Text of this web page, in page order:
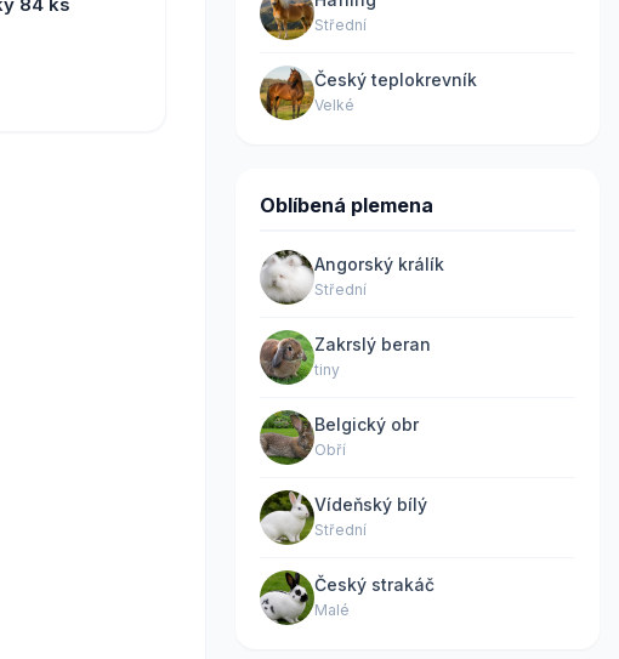
Střední
Český teplokrevník
Velké
Oblíbená plemena
Angorský králík
Střední
Zakrslý beran
tiny
Belgický obr
Obří
Vídeňský bílý
Střední
Český strakáč
Malé